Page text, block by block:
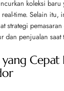
koleksi baru
time. Selain itu,
strategi
dan penjualan
yang Cepat